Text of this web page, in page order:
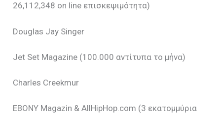
26,112,348 on line επισκεψιμότητα)
Douglas Jay Singer
Jet Set Magazine (100.000 αντίτυπα το μήνα)
Charles Creekmur
EBONY Magazin & AllHipHop.com (3 εκατομμύρια